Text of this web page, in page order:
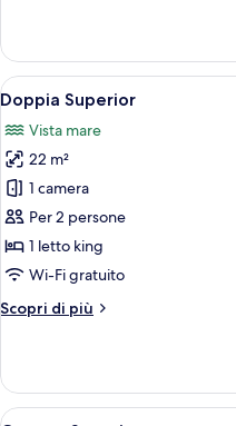
fumatori,
vista
mare
Executive,
camera
letto,
non
fumatori,
vista
mare
Apri
tutte
le
foto
per
Doppia
Superior
4
Doppia Superior
Vista mare
22 m²
1 camera
Per 2 persone
1 letto king
Wi-Fi gratuito
Scopri di più
Altri
Superior
Apri